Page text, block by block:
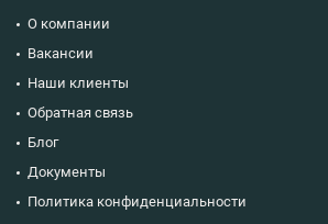
О компании
Вакансии
Наши клиенты
Обратная связь
Блог
Документы
Политика конфиденциальности